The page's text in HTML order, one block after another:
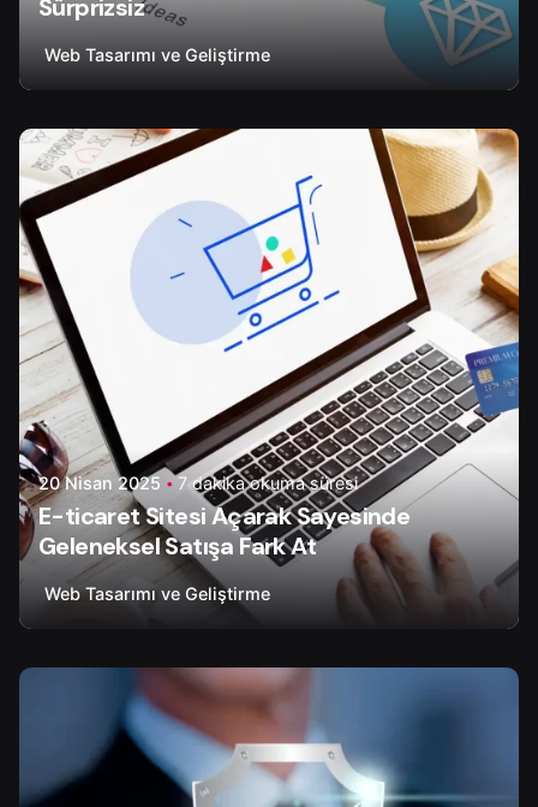
Sürprizsiz
Web Tasarımı ve Geliştirme
Yazar
Tapir Digital
20 Nisan 2025 7 dakika okuma süresi
E-ticaret Sitesi Açarak Sayesinde
Geleneksel Satışa Fark At
Web Tasarımı ve Geliştirme
Yazar
Tapir Digital